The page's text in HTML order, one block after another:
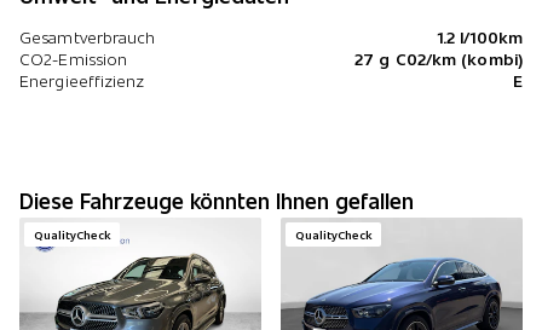
Gesamtverbrauch
1.2 l/100km
CO2-Emission
27 g C02/km (kombi)
Energieeffizienz
E
Diese Fahrzeuge könnten Ihnen gefallen
QualityCheck QualityCheck